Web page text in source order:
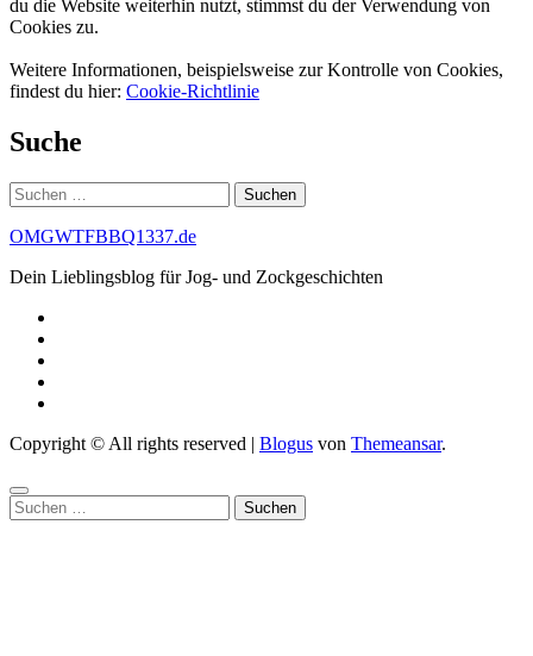
du die Website weiterhin nutzt, stimmst du der Verwendung von
Cookies zu.
Weitere Informationen, beispielsweise zur Kontrolle von Cookies,
findest du hier: Cookie-Richtlinie
Suche
Suchen
nach:
OMGWTFBBQ1337.de
Dein Lieblingsblog für Jog- und Zockgeschichten
Copyright © All rights reserved | Blogus von Themeansar.
Suchen
nach: